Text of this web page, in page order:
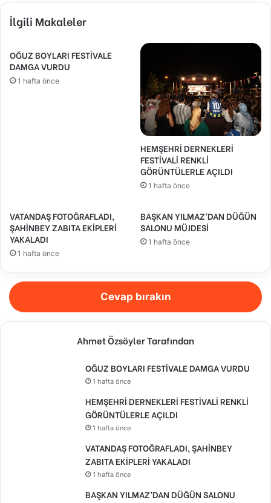
İlgili Makaleler
OĞUZ BOYLARI FESTİVALE
DAMGA VURDU
1 hafta önce
HEMŞEHRİ DERNEKLERİ
FESTİVALİ RENKLİ
GÖRÜNTÜLERLE AÇILDI
1 hafta önce
VATANDAŞ FOTOĞRAFLADI,
ŞAHİNBEY ZABITA EKİPLERİ
YAKALADI
1 hafta önce
BAŞKAN YILMAZ’DAN DÜĞÜN
SALONU MÜJDESİ
1 hafta önce
Cevap bırakın
Ahmet Özsöyler Tarafından
OĞUZ BOYLARI FESTİVALE DAMGA VURDU
1 hafta önce
HEMŞEHRİ DERNEKLERİ FESTİVALİ RENKLİ
GÖRÜNTÜLERLE AÇILDI
1 hafta önce
VATANDAŞ FOTOĞRAFLADI, ŞAHİNBEY
ZABITA EKİPLERİ YAKALADI
1 hafta önce
BAŞKAN YILMAZ’DAN DÜĞÜN SALONU